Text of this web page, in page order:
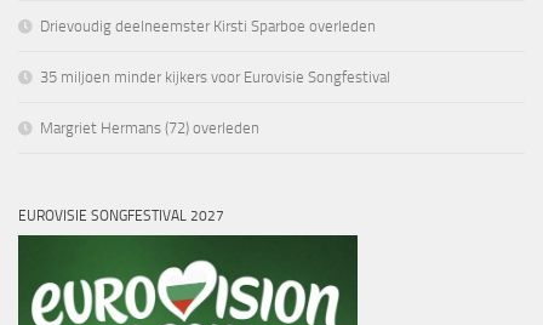
Drievoudig deelneemster Kirsti Sparboe overleden
35 miljoen minder kijkers voor Eurovisie Songfestival
Margriet Hermans (72) overleden
EUROVISIE SONGFESTIVAL 2027